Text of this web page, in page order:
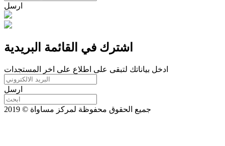
ارسل
اشترك في القائمة البريدية
ادخل بياناتك لتبقى على اطلاع على اخر المستجدات
ارسل
جميع الحقوق محفوظة لمركز مساواة © 2019